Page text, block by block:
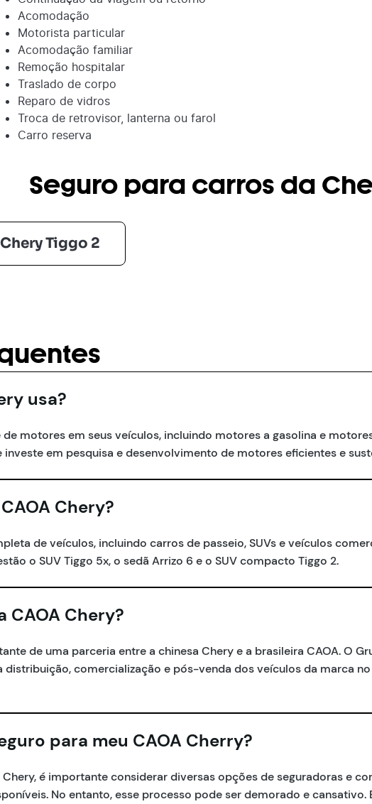
Acomodação
Motorista particular
Acomodação familiar
Remoção hospitalar
Traslado de corpo
Reparo de vidros
Troca de retrovisor, lanterna ou farol
Carro reserva
Seguro para carros da
Chery Tiggo 2
usa?
motores em seus veículos, incluindo motores a gasolina e
em pesquisa e desenvolvimento de motores eficientes e
Chery?
de veículos, incluindo carros de passeio, SUVs e veículos
o SUV Tiggo 5x, o sedã Arrizo 6 e o SUV compacto Tiggo 2.
CAOA Chery?
de uma parceria entre a chinesa Chery e a brasileira CAOA. O
distribuição, comercialização e pós-venda dos veículos da marca
para meu CAOA Cherry?
é importante considerar diversas opções de seguradoras e
No entanto, esse processo pode ser demorado e cansativo.